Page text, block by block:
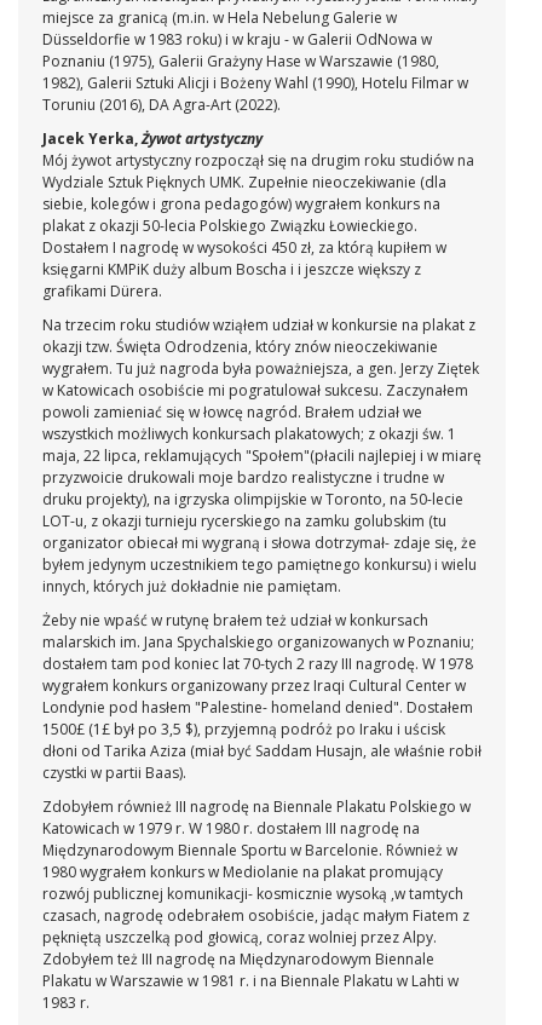
miejsce za granicą (m.in. w Hela Nebelung Galerie w
Düsseldorfie w 1983 roku) i w kraju - w Galerii OdNowa w
Poznaniu (1975), Galerii Grażyny Hase w Warszawie (1980,
1982), Galerii Sztuki Alicji i Bożeny Wahl (1990), Hotelu Filmar w
Toruniu (2016), DA Agra-Art (2022).
Jacek Yerka,Żywot artystyczny
Mój żywot artystyczny rozpoczął się na drugim roku studiów na
Wydziale Sztuk Pięknych UMK. Zupełnie nieoczekiwanie (dla
siebie, kolegów i grona pedagogów) wygrałem konkurs na
plakat z okazji 50-lecia Polskiego Związku Łowieckiego.
Dostałem I nagrodę w wysokości 450 zł, za którą kupiłem w
księgarni KMPiK duży album Boscha i i jeszcze większy z
grafikami Dürera.
Na trzecim roku studiów wziąłem udział w konkursie na plakat z
okazji tzw. Święta Odrodzenia, który znów nieoczekiwanie
wygrałem. Tu już nagroda była poważniejsza, a gen. Jerzy Ziętek
w Katowicach osobiście mi pogratulował sukcesu. Zaczynałem
powoli zamieniać się w łowcę nagród. Brałem udział we
wszystkich możliwych konkursach plakatowych; z okazji św. 1
maja, 22 lipca, reklamujących "Społem"(płacili najlepiej i w miarę
przyzwoicie drukowali moje bardzo realistyczne i trudne w
druku projekty), na igrzyska olimpijskie w Toronto, na 50-lecie
LOT-u, z okazji turnieju rycerskiego na zamku golubskim (tu
organizator obiecał mi wygraną i słowa dotrzymał- zdaje się, że
byłem jedynym uczestnikiem tego pamiętnego konkursu) i wielu
innych, których już dokładnie nie pamiętam.
Żeby nie wpaść w rutynę brałem też udział w konkursach
malarskich im. Jana Spychalskiego organizowanych w Poznaniu;
dostałem tam pod koniec lat 70-tych 2 razy III nagrodę. W 1978
wygrałem konkurs organizowany przez Iraqi Cultural Center w
Londynie pod hasłem "Palestine- homeland denied". Dostałem
1500£ (1£ był po 3,5 $), przyjemną podróż po Iraku i uścisk
dłoni od Tarika Aziza (miał być Saddam Husajn, ale właśnie robił
czystki w partii Baas).
Zdobyłem również III nagrodę na Biennale Plakatu Polskiego w
Katowicach w 1979 r. W 1980 r. dostałem III nagrodę na
Międzynarodowym Biennale Sportu w Barcelonie. Również w
1980 wygrałem konkurs w Mediolanie na plakat promujący
rozwój publicznej komunikacji- kosmicznie wysoką ,w tamtych
czasach, nagrodę odebrałem osobiście, jadąc małym Fiatem z
pękniętą uszczelką pod głowicą, coraz wolniej przez Alpy.
Zdobyłem też III nagrodę na Międzynarodowym Biennale
Plakatu w Warszawie w 1981 r. i na Biennale Plakatu w Lahti w
1983 r.